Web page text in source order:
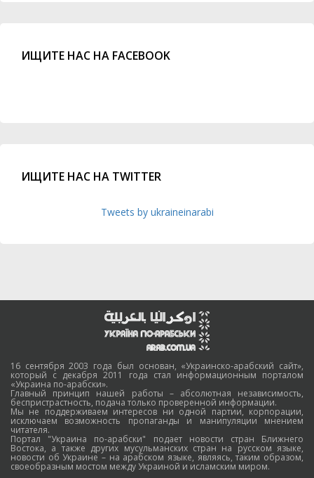
ИЩИТЕ НАС НА FACEBOOK
ИЩИТЕ НАС НА TWITTER
Tweets by ukraineinarabi
16 сентября 2003 года был основан, «Украинско-арабский сайт»,
который с декабря 2011 года стал информационным порталом
«Украина по-арабски».
Главный принцип нашей работы – абсолютная независимость,
беспристрастность, подача только проверенной информации.
Мы не поддерживаем интересов ни одной партии, корпорации,
исключаем возможность пропаганды и манипуляции мнением
читателя.
Портал "Украина по-арабски" подает новости стран Ближнего
Востока, а также других мусульманских стран на русском языке,
новости об Украине – на арабском языке, являясь, таким образом,
своеобразным мостом между Украиной и исламским миром.